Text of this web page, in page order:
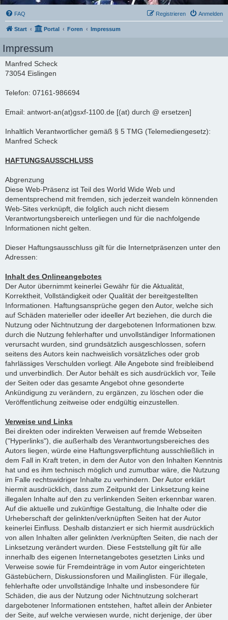
FAQ Anmelden
Registrieren
Start Portal Foren Impressum
Impressum
Manfred Scheck
73054 Eislingen
Telefon: 07161-986694
Email: antwort-an(at)gsxf-1100.de [(at) durch @ ersetzen]
Inhaltlich Verantwortlicher gemäß § 5 TMG (Telemediengesetz):
Manfred Scheck
HAFTUNGSAUSSCHLUSS
Abgrenzung
Diese Web-Präsenz ist Teil des World Wide Web und
dementsprechend mit fremden, sich jederzeit wandeln könnenden
Web-Sites verknüpft, die folglich auch nicht diesem
Verantwortungsbereich unterliegen und für die nachfolgende
Informationen nicht gelten.
Dieser Haftungsausschluss gilt für die Internetpräsenzen unter den
Adressen:
Inhalt des Onlineangebotes
Der Autor übernimmt keinerlei Gewähr für die Aktualität,
Korrektheit, Vollständigkeit oder Qualität der bereitgestellten
Informationen. Haftungsansprüche gegen den Autor, welche sich
auf Schäden materieller oder ideeller Art beziehen, die durch die
Nutzung oder Nichtnutzung der dargebotenen Informationen bzw.
durch die Nutzung fehlerhafter und unvollständiger Informationen
verursacht wurden, sind grundsätzlich ausgeschlossen, sofern
seitens des Autors kein nachweislich vorsätzliches oder grob
fahrlässiges Verschulden vorliegt. Alle Angebote sind freibleibend
und unverbindlich. Der Autor behält es sich ausdrücklich vor, Teile
der Seiten oder das gesamte Angebot ohne gesonderte
Ankündigung zu verändern, zu ergänzen, zu löschen oder die
Veröffentlichung zeitweise oder endgültig einzustellen.
Verweise und Links
Bei direkten oder indirekten Verweisen auf fremde Webseiten
("Hyperlinks"), die außerhalb des Verantwortungsbereiches des
Autors liegen, würde eine Haftungsverpflichtung ausschließlich in
dem Fall in Kraft treten, in dem der Autor von den Inhalten Kenntnis
hat und es ihm technisch möglich und zumutbar wäre, die Nutzung
im Falle rechtswidriger Inhalte zu verhindern. Der Autor erklärt
hiermit ausdrücklich, dass zum Zeitpunkt der Linksetzung keine
illegalen Inhalte auf den zu verlinkenden Seiten erkennbar waren.
Auf die aktuelle und zukünftige Gestaltung, die Inhalte oder die
Urheberschaft der gelinkten/verknüpften Seiten hat der Autor
keinerlei Einfluss. Deshalb distanziert er sich hiermit ausdrücklich
von allen Inhalten aller gelinkten /verknüpften Seiten, die nach der
Linksetzung verändert wurden. Diese Feststellung gilt für alle
innerhalb des eigenen Internetangebotes gesetzten Links und
Verweise sowie für Fremdeinträge in vom Autor eingerichteten
Gästebüchern, Diskussionsforen und Mailinglisten. Für illegale,
fehlerhafte oder unvollständige Inhalte und insbesondere für
Schäden, die aus der Nutzung oder Nichtnutzung solcherart
dargebotener Informationen entstehen, haftet allein der Anbieter
der Seite, auf welche verwiesen wurde, nicht derjenige, der über